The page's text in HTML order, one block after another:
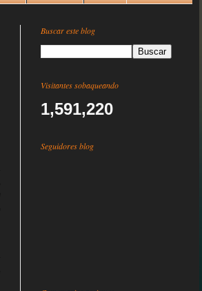
Buscar este blog
Visitantes sobaqueando
1,591,220
Seguidores blog